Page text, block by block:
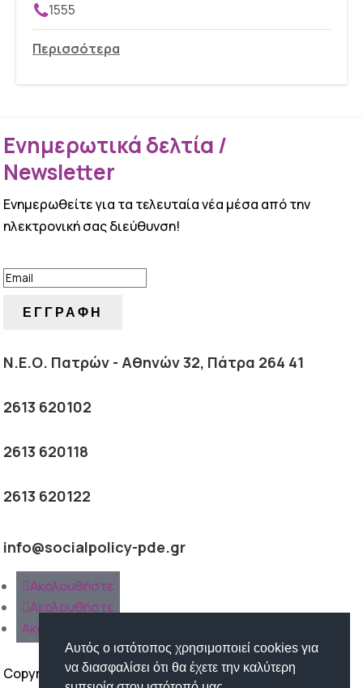
Αυτός ο ιστότοπος χρησιμοποιεί cookies για
να διασφαλίσει ότι θα έχετε την καλύτερη
1555
Περισσότερα
Ενημερωτικά δελτία /
Newsletter
Ενημερωθείτε για τα τελευταία νέα μέσα από την
ηλεκτρονική σας διεύθυνση!
ΕΓΓΡΑΦΗ
Ν.Ε.Ο. Πατρών - Αθηνών 32, Πάτρα 264 41
2613 620102
2613 620118
2613 620122
info@socialpolicy-pde.gr
Ακολουθήστε
Ακολουθήστε
Ακολουθήστε
Copyright ©